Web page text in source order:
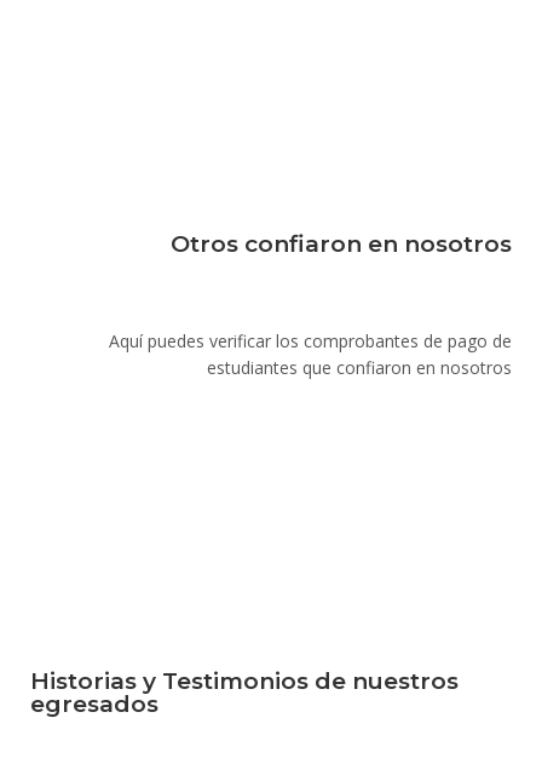
Otros confiaron en nosotros
Aquí puedes verificar los comprobantes de pago de
estudiantes que confiaron en nosotros
Historias y Testimonios de nuestros
egresados